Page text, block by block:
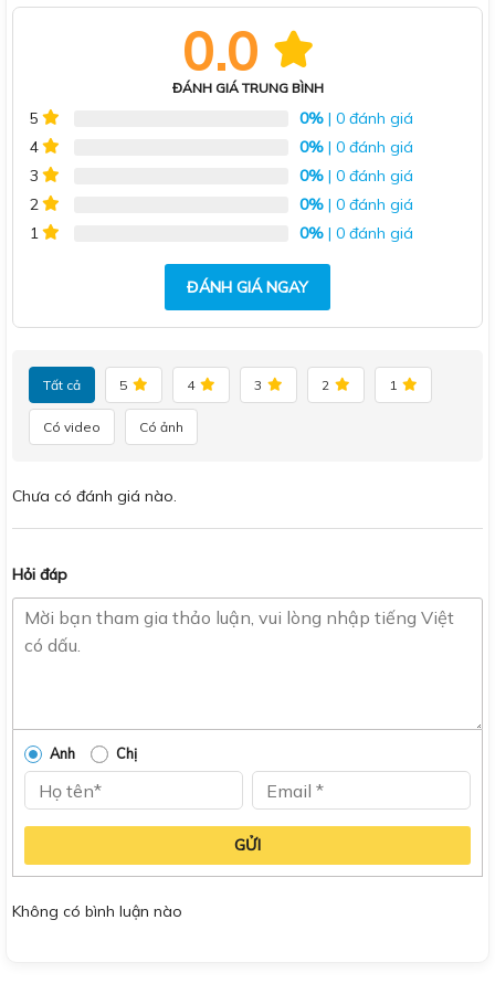
0.0
ĐÁNH GIÁ TRUNG BÌNH
5 0% | 0 đánh giá
4
0% | 0 đánh giá
3
0% | 0 đánh giá
2
0% | 0 đánh giá
1
0% | 0 đánh giá
ĐÁNH GIÁ NGAY
Tất cả 5 4 3 2 1
Có video Có ảnh
Chưa có đánh giá nào.
Hỏi đáp
Anh Chị
GỬI
Không có bình luận nào